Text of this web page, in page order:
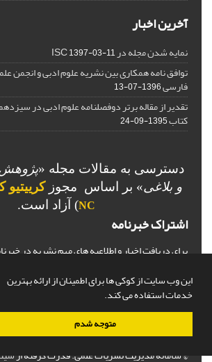
این وب سایت از کوکی ها برای اطمینان از ارائه بهترین
خدمات استفاده می کند.
متوجه شدم
آخرین اخبار
نمایه شدن مجله در ISC1397-03-11
توافق نامه همکاری بین نشریه علوم ادبی و انجمن
فارسی1396-07-13
تقدیر از مقاله برتر دوفصلنامه علوم ادبی در
کتاب1395-09-24
دسترسی به مقالات مجله «
و بلاغی» بر اساس مجوزکرییتیو
NC) آزاد است.
اشتراک خبرنامه
برای دریافت اخبار و اطلاعیه های مهم نشریه در
© سامانه مدیریت نشریات علمی.قدرت گرفته از